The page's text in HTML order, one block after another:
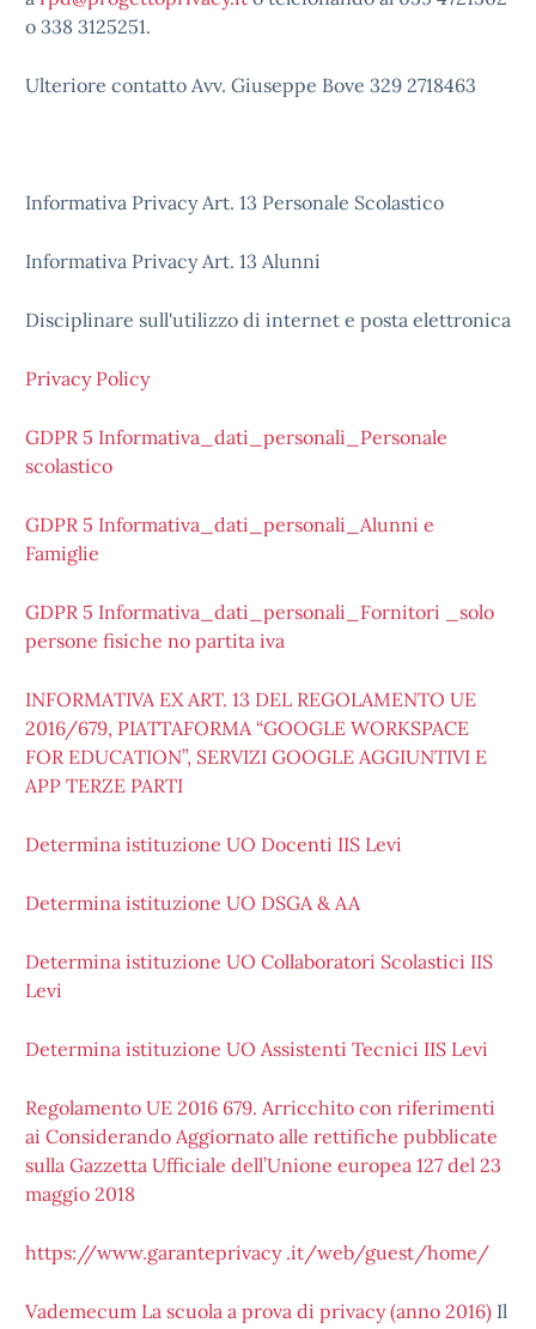
o 338 3125251.
Ulteriore contatto Avv. Giuseppe Bove 329 2718463
Informativa Privacy Art. 13 Personale Scolastico
Informativa Privacy Art. 13 Alunni
Disciplinare sull'utilizzo di internet e posta elettronica
Privacy Policy
GDPR 5 Informativa_dati_personali_Personale
scolastico
GDPR 5 Informativa_dati_personali_Alunni e
Famiglie
GDPR 5 Informativa_dati_personali_Fornitori _solo
persone fisiche no partita iva
INFORMATIVA EX ART. 13 DEL REGOLAMENTO UE
2016/679, PIATTAFORMA “GOOGLE WORKSPACE
FOR EDUCATION”, SERVIZI GOOGLE AGGIUNTIVI E
APP TERZE PARTI
Determina istituzione UO Docenti IIS Levi
Determina istituzione UO DSGA & AA
Determina istituzione UO Collaboratori Scolastici IIS
Levi
Determina istituzione UO Assistenti Tecnici IIS Levi
Regolamento UE 2016 679. Arricchito con riferimenti
ai Considerando Aggiornato alle rettifiche pubblicate
sulla Gazzetta Ufficiale dell’Unione europea 127 del 23
maggio 2018
https://www.garanteprivacy .it/web/guest/home/
Vademecum La scuola a prova di privacy (anno 2016) Il